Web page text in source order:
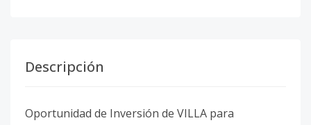
Descripción
Oportunidad de Inversión de VILLA para